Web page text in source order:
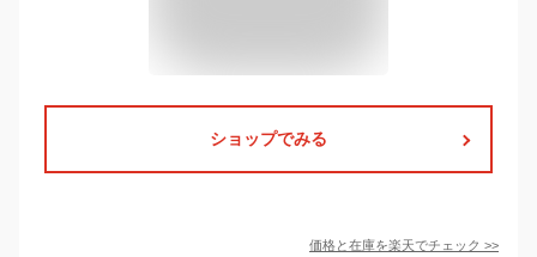
ショップでみる
価格と在庫を楽天でチェック >>